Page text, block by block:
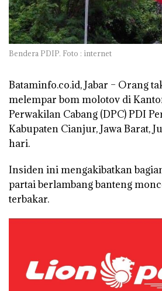
Bendera PDIP. Foto : internet
Bataminfo.co.id, Jabar – Orang
melempar bom molotov di
Perwakilan Cabang (DPC) PDI
Kabupaten Cianjur, Jawa Barat,
hari.
Insiden ini mengakibatkan
partai berlambang banteng
terbakar.